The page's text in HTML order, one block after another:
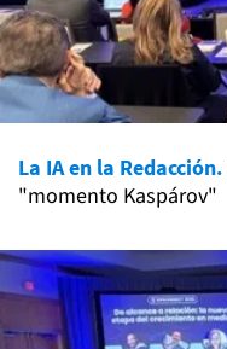
La IA en la Redacción.
"momento Kaspárov"